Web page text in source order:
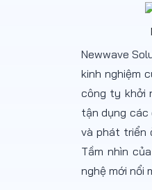
Newwave
kinh nghiệm
công ty khởi
tận dụng các
và phát triển
Tầm nhìn
nghệ mới nổi